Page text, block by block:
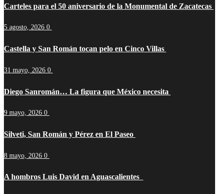
Carteles para el 50 aniversario de la Monumental de Zacatecas
5 agosto, 2026 0
Castella y San Román tocan pelo en Cinco Villas
31 mayo, 2026 0
Diego Sanromán… La figura que México necesita
9 mayo, 2026 0
Silveti, San Román y Pérez en El Paseo
8 mayo, 2026 0
A hombros Luis David en Aguascalientes